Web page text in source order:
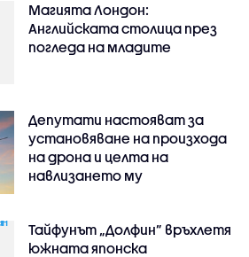
Магията Лондон:
Английската столица през
погледа на младите
Депутати настояват за
установяване на произхода
на дрона и целта на
навлизането му
Тайфунът „Долфин” връхлетя
южната японска